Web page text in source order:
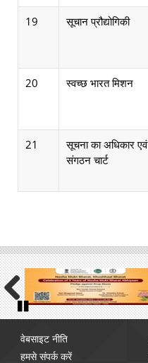
19 सूचान प्रौद्योगिकी
20 स्वच्छ भारत मिशन
21
सूचना का अधिकार एवं
संगठन चार्ट
Previous
Pause
वेबसाइट नीति
हमसे संपर्क करें